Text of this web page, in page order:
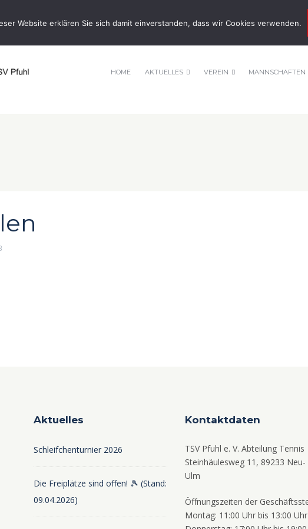
HOME AKTUELLES VEREIN MANNSCHAFTEN
Aktuelles
Schleifchenturnier 2026
Die Freiplätze sind offen! 🎾 (Stand:
09.04.2026)
Kontaktdaten
TSV Pfuhl e. V. Abteilung Tennis
Steinhäulesweg 11, 89233 Neu-
Ulm
Öffnungszeiten der
Montag: 11:00 Uhr bis 13:00 Uhr
Website erklären Sie sich damit einverstanden, dass wir Cookies verwenden.